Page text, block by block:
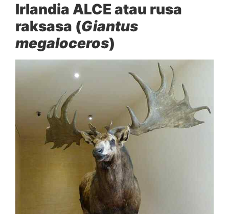
Irlandia ALCE atau rusa
raksasa (Giantus
megaloceros)